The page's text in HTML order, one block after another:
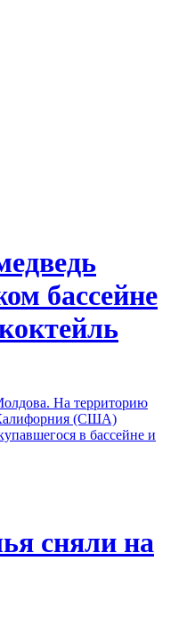
бассейне
На территорию
Калифорния (США)
в бассейне и
сняли на